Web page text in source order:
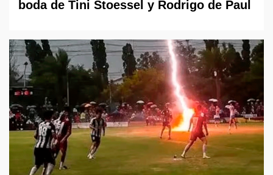
boda de Tini Stoessel y Rodrigo de Paul